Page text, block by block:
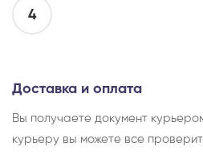
4
Доставка и оплата
Вы получаете документ
курьеру вы можете все